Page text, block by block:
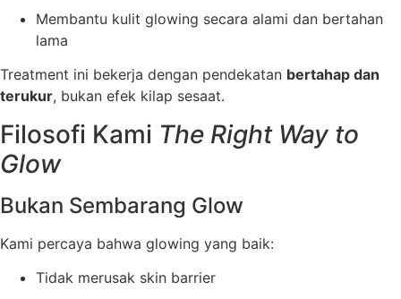
Membantu kulit glowing secara alami dan bertahan
lama
Treatment ini bekerja dengan pendekatan bertahap dan
terukur, bukan efek kilap sesaat.
Filosofi Kami The Right Way to
Glow
Bukan Sembarang Glow
Kami percaya bahwa glowing yang baik:
Tidak merusak skin barrier